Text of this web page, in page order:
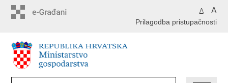
A A
Prilagodba pristupačnosti